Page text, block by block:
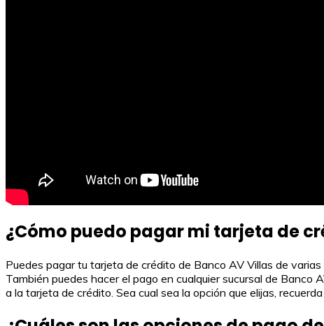
¿Cómo puedo pagar mi tarjeta de
Puedes pagar tu tarjeta de crédito de Banco AV Villas de
También puedes hacer el pago en cualquier sucursal de
a la tarjeta de crédito. Sea cual sea la opción que elijas,